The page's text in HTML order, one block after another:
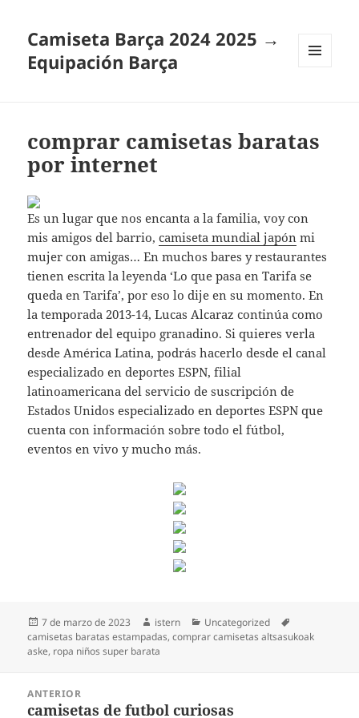
Camiseta Barça 2024 2025 →
Equipación Barça
comprar camisetas baratas
por internet
Es un lugar que nos encanta a la familia, voy con
mis amigos del barrio,camiseta mundial japón mi
mujer con amigas… En muchos bares y restaurantes
tienen escrita la leyenda ‘Lo que pasa en Tarifa se
queda en Tarifa’, por eso lo dije en su momento. En
la temporada 2013-14, Lucas Alcaraz continúa como
entrenador del equipo granadino. Si quieres verla
desde América Latina, podrás hacerlo desde el canal
especializado en deportes ESPN, filial
latinoamericana del servicio de suscripción de
Estados Unidos especializado en deportes ESPN que
cuenta con información sobre todo el fútbol,
eventos en vivo y mucho más.
Publicado
el
7 de marzo de 2023 Autor
istern Categorías
Uncategorized
camisetas baratas estampadas,comprar camisetas altsasukoak
aske, ropa niños super barata
ANTERIOR
Entrada
camisetas de futbol curiosas